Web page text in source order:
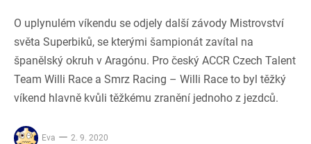
O uplynulém víkendu se odjely další závody Mistrovství
světa Superbiků, se kterými šampionát zavítal na
španělský okruh v Aragónu. Pro český ACCR Czech Talent
Team Willi Race a Smrz Racing – Willi Race to byl těžký
víkend hlavně kvůli těžkému zranění jednoho z jezdců.
Eva 2. 9. 2020